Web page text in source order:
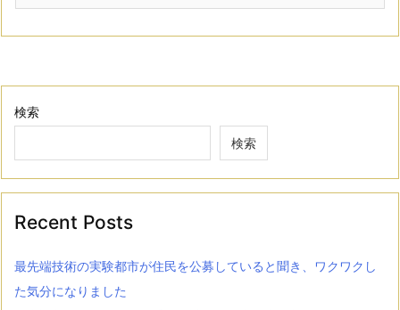
検索
検索
Recent Posts
最先端技術の実験都市が住民を公募していると聞き、ワクワクし
た気分になりました